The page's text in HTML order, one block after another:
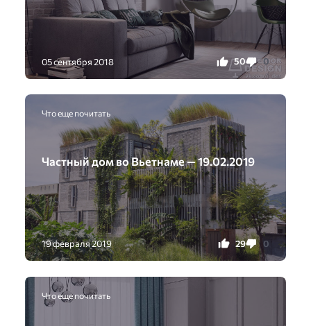
05 сентября 2018 50 0
Что еще почитать
Частный дом во Вьетнаме — 19.02.2019
19 февраля 2019 29 0
Что еще почитать